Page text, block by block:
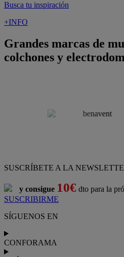
Busca tu inspiración
+INFO
Grandes marcas de
colchones y
SUSCRÍBETE A LA
y consigue 10€ dto para la
SUSCRIBIRME
SÍGUENOS EN
CONFORAMA